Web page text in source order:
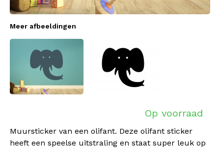
Meer afbeeldingen
Op voorraad
Muursticker van een olifant. Deze olifant sticker
heeft een speelse uitstraling en staat super leuk op